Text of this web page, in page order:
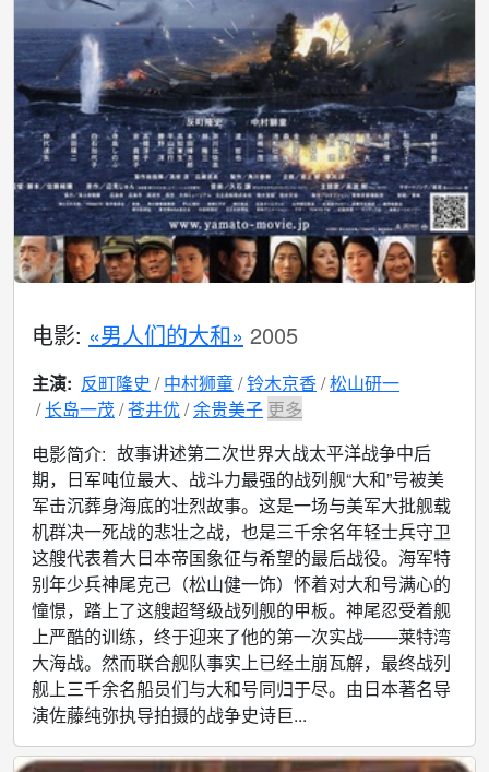
电影: «男人们的大和» 2005
主演: 反町隆史 中村狮童 铃木京香 松山研一
长岛一茂 苍井优 余贵美子 更多
电影简介: 故事讲述第二次世界大战太平洋战争中后
期，日军吨位最大、战斗力最强的战列舰“大和”号被美
军击沉葬身海底的壮烈故事。这是一场与美军大批舰载
机群决一死战的悲壮之战，也是三千余名年轻士兵守卫
这艘代表着大日本帝国象征与希望的最后战役。海军特
别年少兵神尾克己（松山健一饰）怀着对大和号满心的
憧憬，踏上了这艘超弩级战列舰的甲板。神尾忍受着舰
上严酷的训练，终于迎来了他的第一次实战——莱特湾
大海战。然而联合舰队事实上已经土崩瓦解，最终战列
舰上三千余名船员们与大和号同归于尽。由日本著名导
演佐藤纯弥执导拍摄的战争史诗巨...